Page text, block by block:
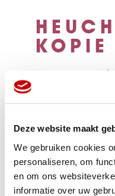
Deze website maakt
We gebruiken cookies
personaliseren, om
en om ons
informatie over uw
KOPIE